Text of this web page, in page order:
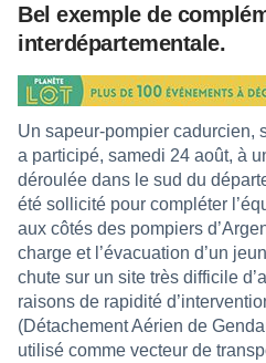
Bel exemple de
interdépartementale.
Un sapeur-pompier cadurcien,
a participé, samedi 24 août, à
déroulée dans le sud du
été sollicité pour compléter
aux côtés des pompiers
charge et l’évacuation d’un
chute sur un site très difficile
raisons de rapidité
(Détachement Aérien de
utilisé comme vecteur de